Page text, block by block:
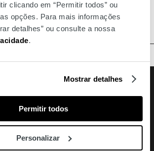
clicando em “Permitir todos” ou
opções. Para mais informações
detalhes” ou consulte a nossa
.
Mostrar detalhes
Permitir todos
Personalizar
FacebookInstagramYoutube
Amoreiras
200 (chamada rede fixa nacional)
shopping@mundicenter.pt
Av. Eng. Duarte Pacheco